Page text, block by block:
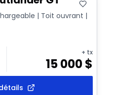
| Toit ouvrant |
+ tx
15 000$